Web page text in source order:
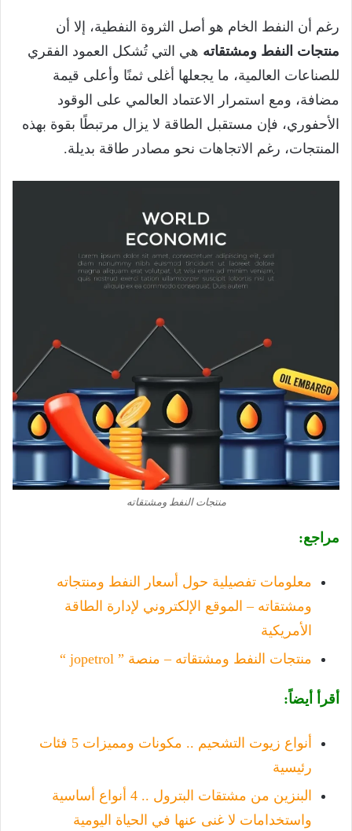
رغم أن النفط الخام هو أصل الثروة النفطية، إلا أن
منتجات النفط ومشتقاته هي التي تُشكل العمود الفقري
للصناعات العالمية، ما يجعلها أغلى ثمنًا وأعلى قيمة
مضافة، ومع استمرار الاعتماد العالمي على الوقود
الأحفوري، فإن مستقبل الطاقة لا يزال مرتبطًا بقوة بهذه
المنتجات، رغم الاتجاهات نحو مصادر طاقة بديلة.
منتجات النفط ومشتقاته
مراجع:
معلومات تفصيلية حول أسعار النفط ومنتجاته
ومشتقاته – الموقع الإلكتروني لإدارة الطاقة
الأمريكية
منتجات النفط ومشتقاته – منصة ” jopetrol “
أقرأ أيضاً:
أنواع زيوت التشحيم .. مكونات ومميزات 5 فئات
رئيسية
البنزين من مشتقات البترول .. 4 أنواع أساسية
واستخدامات لا غنى عنها في الحياة اليومية